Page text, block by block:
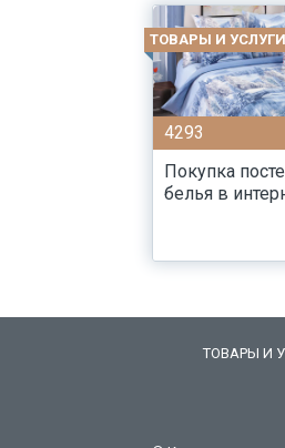
ТОВАРЫ И УСЛУГИ
4293
Покупка
белья в
ТОВАРЫ И